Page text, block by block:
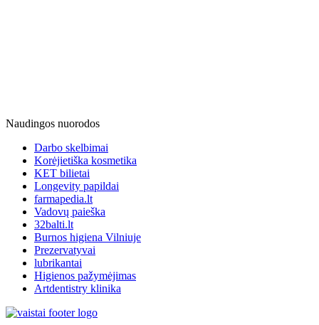
Naudingos nuorodos
Darbo skelbimai
Korėjietiška kosmetika
KET bilietai
Longevity papildai
farmapedia.lt
Vadovų paieška
32balti.lt
Burnos higiena Vilniuje
Prezervatyvai
lubrikantai
Higienos pažymėjimas
Artdentistry klinika